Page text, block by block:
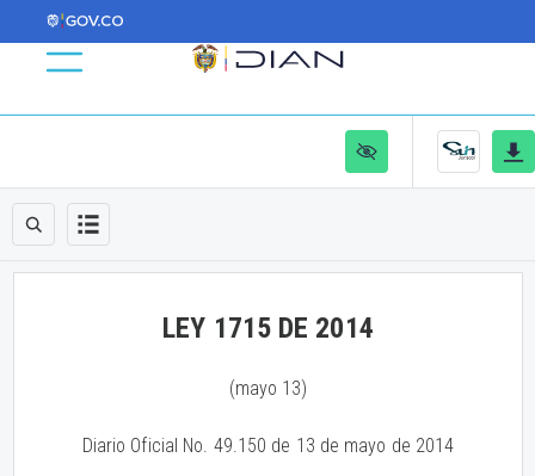
LEY 1715 DE 2014
(mayo 13)
Diario Oficial No. 49.150 de 13 de mayo de 2014